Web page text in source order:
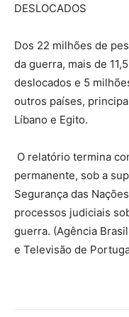
DESLOCADOS
Dos 22 milhões de
da guerra, mais de
deslocados e 5
outros países,
Líbano e Egito.
O relatório termina
permanente, sob a
Segurança das
processos judiciais
guerra. (Agência
e Televisão de